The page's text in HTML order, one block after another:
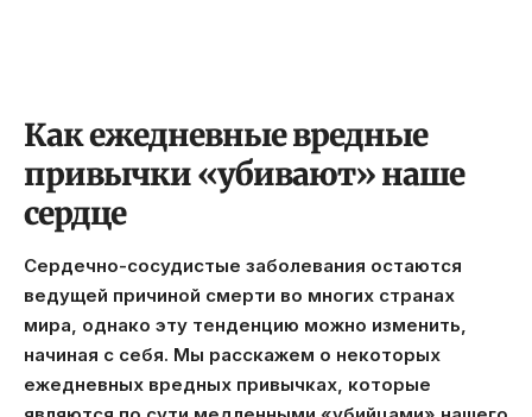
Как ежедневные вредные
привычки «убивают» наше
сердце
Сердечно-сосудистые заболевания остаются
ведущей причиной смерти во многих странах
мира, однако эту тенденцию можно изменить,
начиная с себя. Мы расскажем о некоторых
ежедневных вредных привычках, которые